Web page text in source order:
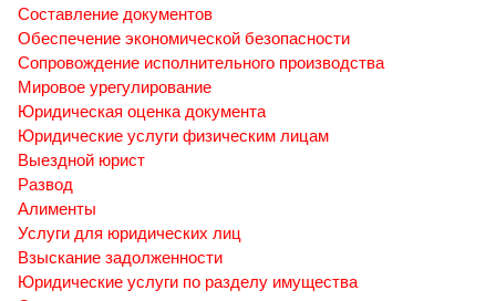
Составление документов
Обеспечение экономической безопасности
Сопровождение исполнительного производства
Мировое урегулирование
Юридическая оценка документа
Юридические услуги физическим лицам
Выездной юрист
Развод
Алименты
Услуги для юридических лиц
Взыскание задолженности
Юридические услуги по разделу имущества